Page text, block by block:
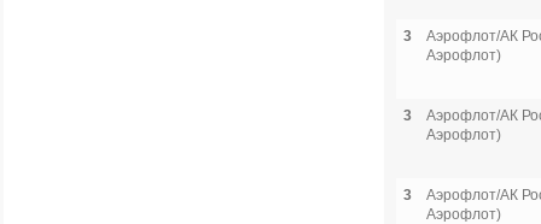
3
Аэрофлот/АК
Аэрофлот)
3
Аэрофлот/АК
Аэрофлот)
3
Аэрофлот/АК
Аэрофлот)